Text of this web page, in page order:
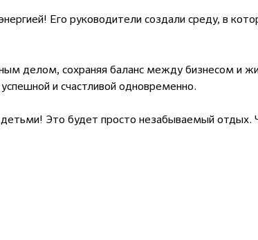
Его руководители создали среду, в
делом, сохраняя баланс между бизнесом и
и счастливой одновременно.
Это будет просто незабываемый отдых.